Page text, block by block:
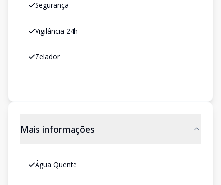
Segurança
Vigilância 24h
Zelador
Mais informações
Água Quente